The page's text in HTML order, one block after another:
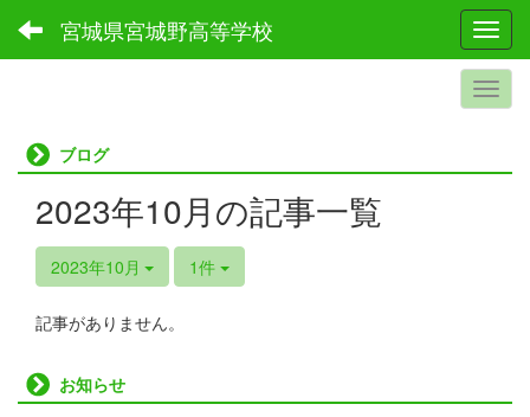
宮城県宮城野高等学校
ブログ
2023年10月の記事一覧
2023年10月 1件
記事がありません。
お知らせ